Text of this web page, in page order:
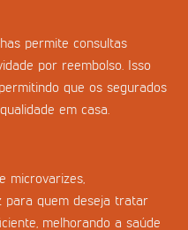
permite consultas
por reembolso. Isso
que os segurados
em casa.
microvarizes,
para quem deseja tratar
melhorando a saúde